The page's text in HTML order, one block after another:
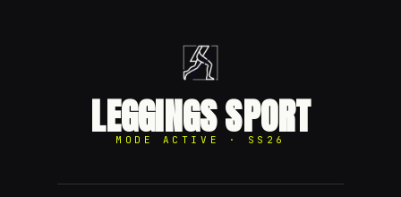
LEGGINGS SPORT
MODE ACTIVE · SS26